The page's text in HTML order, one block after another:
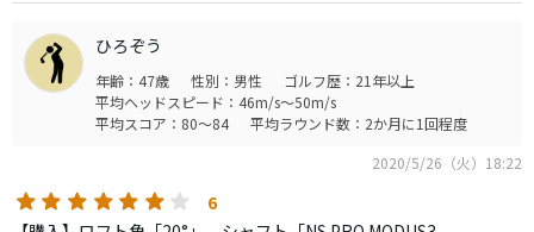
らは、ピンポイントで狙うよりもグリーンセンターを楽に
狙うようにしたせいかもしれませんが、パーオン率が上が
り、スコアの波も小さくなりました。
軽く振っても飛ぶことも、ショットの成功率を上げている
ひろぞう
年齢：47歳 性別：男性
ゴルフ歴：21年以上
平均ヘッドスピード：46m/s～50m/s
平均スコア：80～84
平均ラウンド数：2か月に1回程度
2020/5/26（火）18:22
6